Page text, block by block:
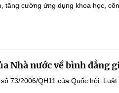
tăng cường ứng dụng khoa học,
Nhà nước về bình đẳng
73/2006/QH11 của Quốc hội: Luật